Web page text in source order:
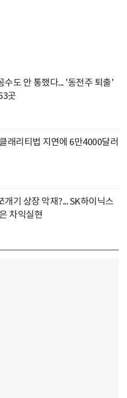
수도 안 통했다... '동전주 퇴출'
곳
래리티법 지연에 6만4000달러
개기 상장 악재?... SK하이닉스
차익실현